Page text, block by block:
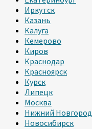
Иркутск
Казань
Калуга
Кемерово
Киров
Краснодар
Красноярск
Курск
Липецк
Москва
Нижний Новгород
Новосибирск